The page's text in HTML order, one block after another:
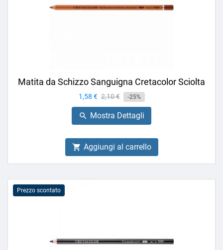
Matita da Schizzo Sanguigna Cretacolor Sciolta
Prezzo
1,58 € Prezzo
base
2,10 € -25%
 Mostra Dettagli
 Aggiungi al carrello
Prezzo scontato